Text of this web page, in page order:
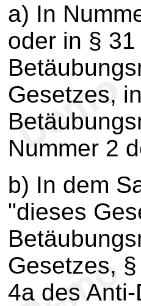
a) In
oder in §
Gesetzes,
Nummer 2
b) In dem
"dieses
Gesetzes,
4a des